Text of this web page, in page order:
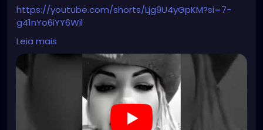
#steampunkgirl #art #helloween
#Dominantwoman
https://youtube.com/shorts/Ljg9U4yGpKM?si=7-
g41nYo6iYY6Wil
#hellpop
#monstercore
#creaturecore #dommymommy
Leia mais